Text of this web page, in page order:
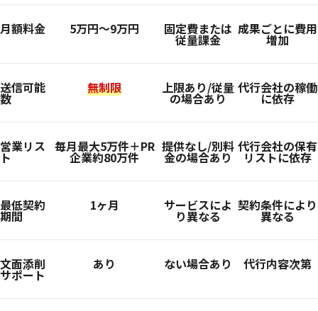
月額料金 5万円〜9万円 固定費または
従量課金
成果ごとに費用
増加
送信可能
数
無制限 上限あり/従量
の場合あり
代行会社の稼働
に依存
営業リス
ト
毎月最大5万件＋PR
企業約80万件
提供なし/別料
金の場合あり
代行会社の保有
リストに依存
最低契約
期間
1ヶ月 サービスによ
り異なる
契約条件により
異なる
文面添削
サポート
あり ない場合あり 代行内容次第